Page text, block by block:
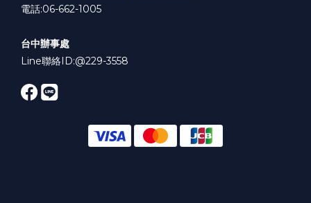
電話:06-662-1005
台中辦事處
Line聯絡ID:@229-3558